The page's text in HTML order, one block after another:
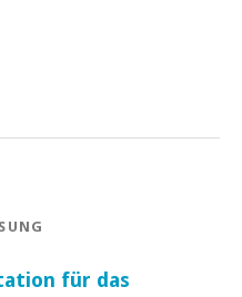
für das